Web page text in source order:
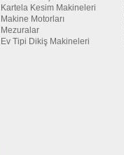
Kartela Kesim Makineleri
Makine Motorları
Mezuralar
Ev Tipi Dikiş Makineleri